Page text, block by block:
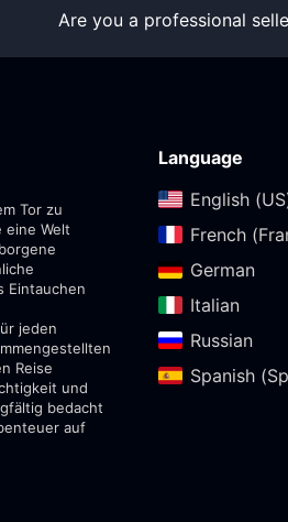
Are you a professional
Tor zu
eine Welt
Eintauchen
jeden
Reise
und
bedacht
auf
Language
English
French
German‎
Italian‎
Russian‎
Spanish